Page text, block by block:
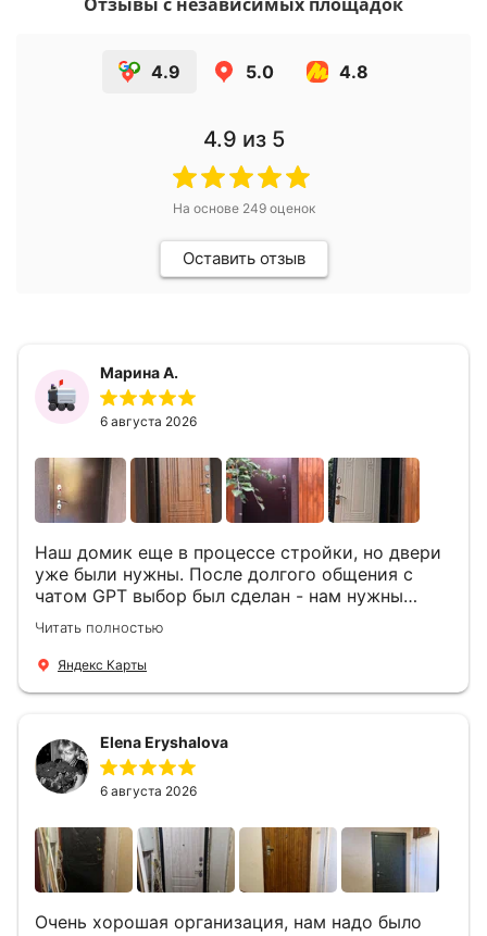
4.9 5.0 4.8
4.9 из 5
На основе 249оценок
Оставить отзыв
Марина А.
6 августа 2026
Наш домик еще в процессе стройки, но двери
уже были нужны. После долгого общения с
чатом GPT выбор был сделан - нам нужны
двери Аргус Термо Композит, которые нашлись
в компании ДвериОпт . Менеджер Филипп
ответил на все вопросы, посчитал стоимость и
установили две двери, ответили на все
вопросы . Выполненной работой мы довольны.
Огромная всем благодарность!
Читать полностью
Яндекс Карты
Elena Eryshalova
6 августа 2026
Очень хорошая организация, нам надо было